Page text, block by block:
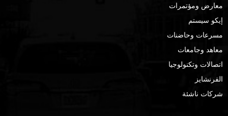
معارض ومؤتمرات
إيكو سيستم
مسرعات وحاضنات
معاهد وجامعات
اتصالات وتكنولوجيا
الفرنشايز
شركات ناشئة